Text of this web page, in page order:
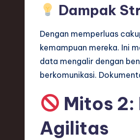
Dampak
Dengan memperluas
kemampuan mereka. Ini
data mengalir dengan
berkomunikasi.
Mitos 2:
Agilitas